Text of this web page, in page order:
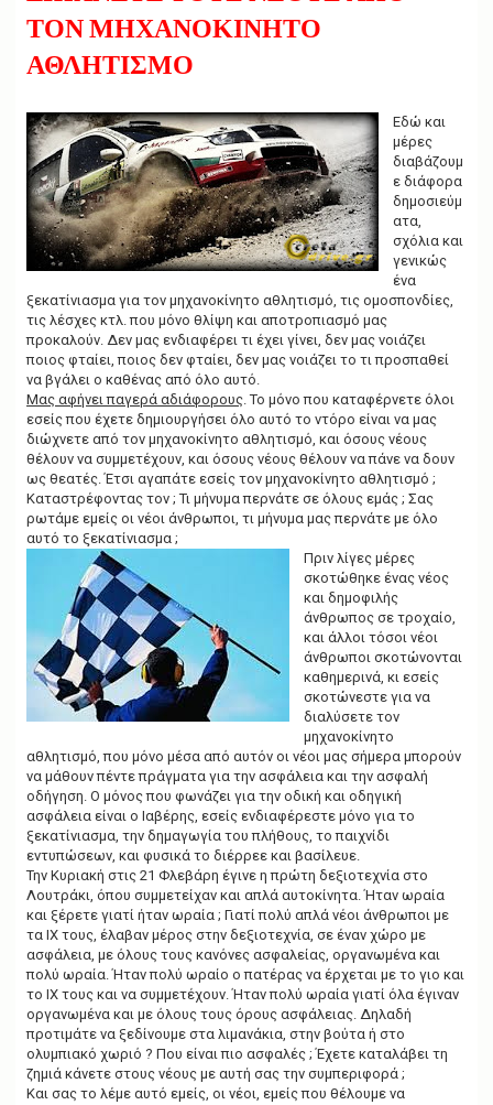
a
t
ΤΟΝ ΜΗΧΑΝΟΚΙΝΗΤΟ
ΑΘΛΗΤΙΣΜΟ
Εδώ και
μέρες
διαβάζουμ
ε διάφορα
δημοσιεύμ
ατα,
σχόλια και
γενικώς
ένα
ξεκατίνιασμα για τον μηχανοκίνητο αθλητισμό, τις ομοσπονδίες,
τις λέσχες κτλ. που μόνο θλίψη και αποτροπιασμό μας
προκαλούν. Δεν μας ενδιαφέρει τι έχει γίνει, δεν μας νοιάζει
ποιος φταίει, ποιος δεν φταίει, δεν μας νοιάζει το τι προσπαθεί
να βγάλει ο καθένας από όλο αυτό.
Μας αφήνει παγερά αδιάφορους. Το μόνο που καταφέρνετε όλοι
εσείς που έχετε δημιουργήσει όλο αυτό το ντόρο είναι να μας
διώχνετε από τον μηχανοκίνητο αθλητισμό, και όσους νέους
θέλουν να συμμετέχουν, και όσους νέους θέλουν να πάνε να δουν
ως θεατές. Έτσι αγαπάτε εσείς τον μηχανοκίνητο αθλητισμό ;
Καταστρέφοντας τον ; Τι μήνυμα περνάτε σε όλους εμάς ; Σας
ρωτάμε εμείς οι νέοι άνθρωποι, τι μήνυμα μας περνάτε με όλο
αυτό το ξεκατίνιασμα ;
Πριν λίγες μέρες
σκοτώθηκε ένας νέος
και δημοφιλής
άνθρωπος σε τροχαίο,
και άλλοι τόσοι νέοι
άνθρωποι σκοτώνονται
καθημερινά, κι εσείς
σκοτώνεστε για να
διαλύσετε τον
μηχανοκίνητο
αθλητισμό, που μόνο μέσα από αυτόν οι νέοι μας σήμερα μπορούν
να μάθουν πέντε πράγματα για την ασφάλεια και την ασφαλή
οδήγηση. Ο μόνος που φωνάζει για την οδική και οδηγική
ασφάλεια είναι ο Ιαβέρης, εσείς ενδιαφέρεστε μόνο για το
ξεκατίνιασμα, την δημαγωγία του πλήθους, το παιχνίδι
εντυπώσεων, και φυσικά το διέρρεε και βασίλευε.
Την Κυριακή στις 21 Φλεβάρη έγινε η πρώτη δεξιοτεχνία στο
Λουτράκι, όπου συμμετείχαν και απλά αυτοκίνητα. Ήταν ωραία
και ξέρετε γιατί ήταν ωραία ; Γιατί πολύ απλά νέοι άνθρωποι με
τα ΙΧ τους, έλαβαν μέρος στην δεξιοτεχνία, σε έναν χώρο με
ασφάλεια, με όλους τους κανόνες ασφαλείας, οργανωμένα και
πολύ ωραία. Ήταν πολύ ωραίο ο πατέρας να έρχεται με το γιο και
το ΙΧ τους και να συμμετέχουν. Ήταν πολύ ωραία γιατί όλα έγιναν
οργανωμένα και με όλους τους όρους ασφάλειας. Δηλαδή
προτιμάτε να ξεδίνουμε στα λιμανάκια, στην βούτα ή στο
ολυμπιακό χωριό ? Που είναι πιο ασφαλές ; Έχετε καταλάβει τη
ζημιά κάνετε στους νέους με αυτή σας την συμπεριφορά ;
Και σας το λέμε αυτό εμείς, οι νέοι, εμείς που θέλουμε να